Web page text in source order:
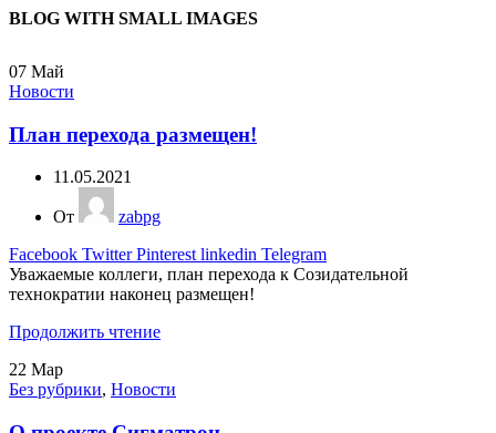
BLOG WITH SMALL IMAGES
07 Май
Новости
План перехода размещен!
11.05.2021
От
zabpg
Facebook Twitter Pinterest linkedin Telegram
Уважаемые коллеги, план перехода к Созидательной
технократии наконец размещен!
Продолжить чтение
22 Мар
Без рубрики, Новости